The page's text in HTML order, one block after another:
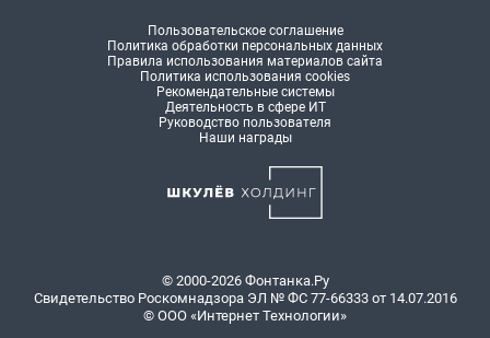
Пользовательское соглашение
Политика обработки персональных данных
Правила использования материалов сайта
Политика использования cookies
Рекомендательные системы
Деятельность в сфере ИТ
Руководство пользователя
Наши награды
© 2000-2026 Фонтанка.Ру
Свидетельство Роскомнадзора ЭЛ № ФС 77-66333 от 14.07.2016
© ООО «Интернет Технологии»